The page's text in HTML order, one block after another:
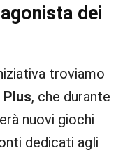
dei
troviamo
, che durante
nuovi giochi
dedicati agli